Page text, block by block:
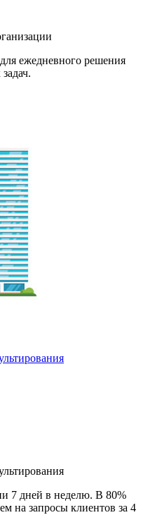
ежедневного решения
7 дней в неделю. В 80%
на запросы клиентов за 4